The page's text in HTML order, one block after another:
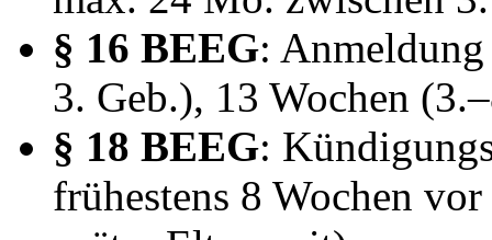
§ 16 BEEG:
3. Geb.), 13 Wochen
§ 18 BEEG:
frühestens 8 Wochen